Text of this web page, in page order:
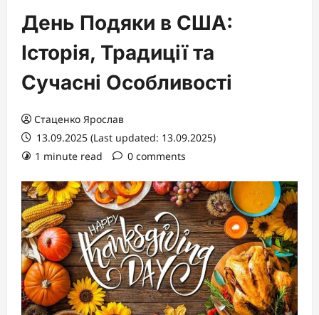
День Подяки в США:
Історія, Традиції та
Сучасні Особливості
Стаценко Ярослав
13.09.2025 (Last updated: 13.09.2025)
1 minute read
0 comments